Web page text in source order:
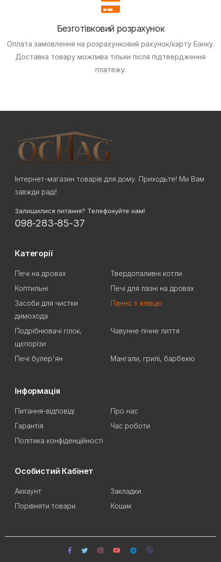
Безготівковий розрахунок
Оплата замовлення на розрахунковий рахунок/карту Банку.
Доставка товару можлива тільки після підтвердження
платежу.
Інтернет-магазин товарів для дому. Приходьте! Ми Вам
завжди раді!
Залишилися питання? Телефонуйте нам!
098-283-85-37
Категорії
Печі на дровах
Твердопаливні котли
Коптильні
Печі для лазні на дровах
Засоби для чистки
димохода
Панно з ялівцю
Подрібнювачі гілок,
щєпорізи
Чавунне пічне лиття
Печі булер'ян Мангали, грилі, барбекю
Інформація
Питання-відповіді
Про нас
Гарантія
Час роботи
Політика конфіденційності
Особистий Кабінет
Аккаунт
Закладки
Порівняти товари
Кошик